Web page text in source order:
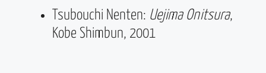
Tsubouchi Nenten: Uejima Onitsura,
Kobe Shimbun, 2001